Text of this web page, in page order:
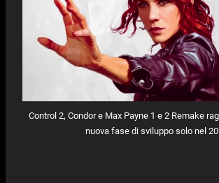
Control 2, Condor e Max Payne 1 e 2 Remake
nuova fase di sviluppo solo nel